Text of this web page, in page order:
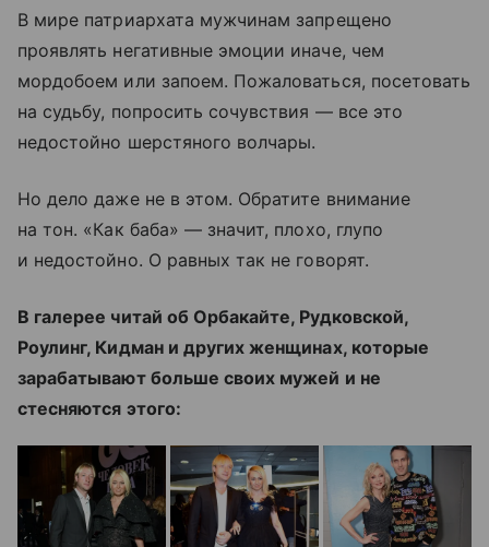
В мире патриархата мужчинам запрещено
проявлять негативные эмоции иначе, чем
мордобоем или запоем. Пожаловаться, посетовать
на судьбу, попросить сочувствия — все это
недостойно шерстяного волчары.
Но дело даже не в этом. Обратите внимание
на тон. «Как баба» — значит, плохо, глупо
и недостойно. О равных так не говорят.
В галерее читай об Орбакайте, Рудковской,
Роулинг, Кидман и других женщинах, которые
зарабатывают больше своих мужей и не
стесняются этого: